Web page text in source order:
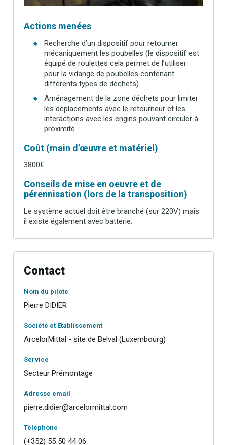
Actions menées
Recherche d’un dispositif pour retourner
mécaniquement les poubelles (le dispositif est
équipé de roulettes cela permet de l’utiliser
pour la vidange de poubelles contenant
différents types de déchets).
Aménagement de la zone déchets pour limiter
les déplacements avec le retourneur et les
interactions avec les engins pouvant circuler à
proximité.
Coût (main d’œuvre et matériel)
3800€
Conseils de mise en oeuvre et de
pérennisation (lors de la transposition)
Le système actuel doit être branché (sur 220V) mais
il existe également avec batterie.
Contact
Nom du pilote
Pierre DIDIER
Société et Etablissement
ArcelorMittal - site de Belval (Luxembourg)
Service
Secteur Prémontage
Adresse email
pierre.didier@arcelormittal.com
Téléphone
(+352) 55 50 44 06